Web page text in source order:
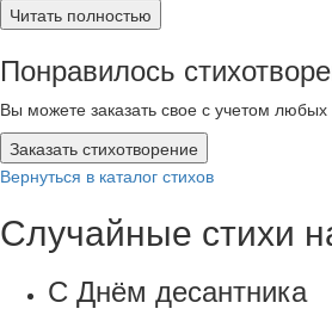
Читать полностью
Понравилось
Вы можете заказать свое с учетом
Заказать стихотворение
Вернуться в каталог стихов
Случайные стихи
С Днём десантника